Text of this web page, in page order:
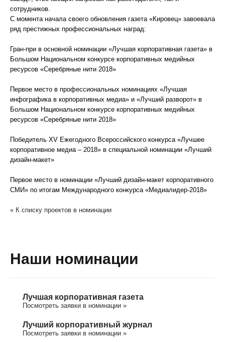
сотрудников.
С момента начала своего обновления газета «Кировец» завоевала
ряд престижных профессиональных наград:
Гран-при в основной номинации «Лучшая корпоративная газета» в
Большом Национальном конкурсе корпоративных медийных
ресурсов «Серебряные нити 2018»
Первое место в профессиональных номинациях «Лучшая
инфографика в корпоративных медиа» и «Лучший разворот» в
Большом Национальном конкурсе корпоративных медийных
ресурсов «Серебряные нити 2018»
Победитель XV Ежегодного Всероссийского конкурса «Лучшее
корпоративное медиа – 2018» в специальной номинации «Лучший
дизайн-макет»
Первое место в номинации «Лучший дизайн-макет корпоративного
СМИ» по итогам Международного конкурса «Медиалидер-2018»
« К списку проектов в номинации
Наши номинации
Лучшая корпоративная газета
Посмотреть заявки в номинации »
Лучший корпоративный журнал
Посмотреть заявки в номинации »